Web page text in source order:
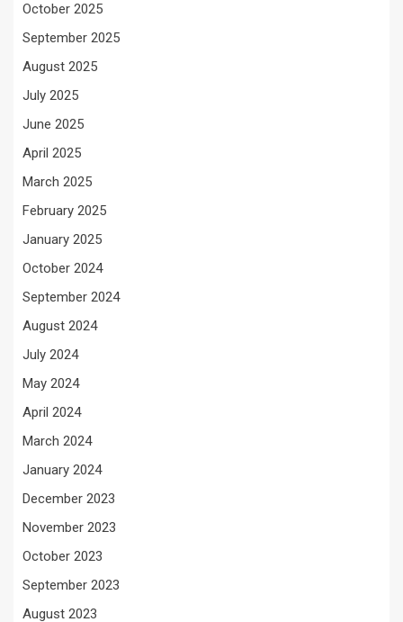
October 2025
September 2025
August 2025
July 2025
June 2025
April 2025
March 2025
February 2025
January 2025
October 2024
September 2024
August 2024
July 2024
May 2024
April 2024
March 2024
January 2024
December 2023
November 2023
October 2023
September 2023
August 2023